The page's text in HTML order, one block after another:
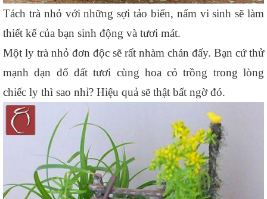
Tách trà nhỏ với những sợi tảo biển, nấm vi sinh sẽ làm
thiết kế của bạn sinh động và tươi mát.
Một ly trà nhỏ đơn độc sẽ rất nhàm chán đấy. Bạn cứ thử
mạnh dạn đổ đất tươi cùng hoa cỏ trồng trong lòng
chiếc ly thì sao nhỉ? Hiệu quả sẽ thật bất ngờ đó.